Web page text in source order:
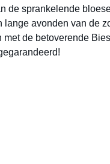
de sprankelende
avonden van de
de betoverende